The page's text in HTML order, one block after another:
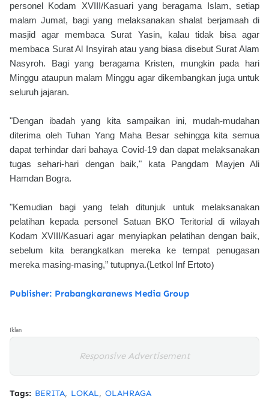
personel Kodam XVIII/Kasuari yang beragama Islam, setiap
malam Jumat, bagi yang melaksanakan shalat berjamaah di
masjid agar membaca Surat Yasin, kalau tidak bisa agar
membaca Surat Al Insyirah atau yang biasa disebut Surat Alam
Nasyroh. Bagi yang beragama Kristen, mungkin pada hari
Minggu ataupun malam Minggu agar dikembangkan juga untuk
seluruh jajaran.
"Dengan ibadah yang kita sampaikan ini, mudah-mudahan
diterima oleh Tuhan Yang Maha Besar sehingga kita semua
dapat terhindar dari bahaya Covid-19 dan dapat melaksanakan
tugas sehari-hari dengan baik," kata Pangdam Mayjen Ali
Hamdan Bogra.
"Kemudian bagi yang telah ditunjuk untuk melaksanakan
pelatihan kepada personel Satuan BKO Teritorial di wilayah
Kodam XVIII/Kasuari agar menyiapkan pelatihan dengan baik,
sebelum kita berangkatkan mereka ke tempat penugasan
mereka masing-masing,” tutupnya.(Letkol Inf Ertoto)
Publisher: Prabangkaranews Media Group
Iklan
Responsive Advertisement
Tags: BERITA LOKAL OLAHRAGA